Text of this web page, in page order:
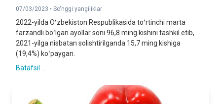
07/03/2023 • So'nggi yangiliklar
2022-yilda Oʻzbekiston Respublikasida toʻrtinchi marta
farzandli boʻlgan ayollar soni 96,8 ming kishini tashkil etib,
2021-yilga nisbatan solishtirilganda 15,7 ming kishiga
(19,4%) koʻpaygan.
Batafsil ...